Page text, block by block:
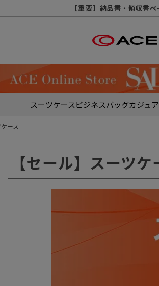
【重要】令和８年熊本
【重要】納品書・領収書
【重要】天候不良や交通状況
【重要】悪質な
【重要】各種メー
【重要】お問い
【重要】SNSのな
スーツケースビジネスバッグカジュ
ース
【セール】スーツケ